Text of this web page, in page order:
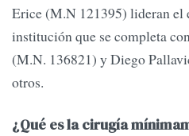
Erice (M.N 121395) lideran el
institución que se completa
(M.N. 136821) y Diego
otros.
¿Qué es la cirugía